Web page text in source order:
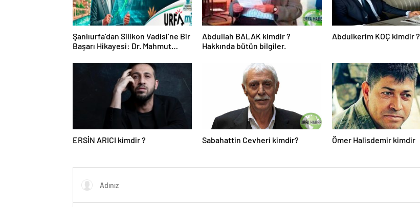
Şanlıurfa’dan Silikon Vadisi’ne Bir
Başarı Hikayesi: Dr. Mahmut
Abdullah BALAK kimdir ?
Hakkında bütün bilgiler.
Abdulkerim KOÇ kimdir ?
ERSİN ARICI kimdir ? Sabahattin Cevheri kimdir? Ömer Halisdemir kimdir